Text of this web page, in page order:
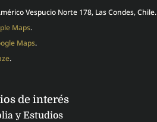
Vespucio Norte 178, Las Condes, Chile.
Maps.
Maps.
.
de interés
y Estudios